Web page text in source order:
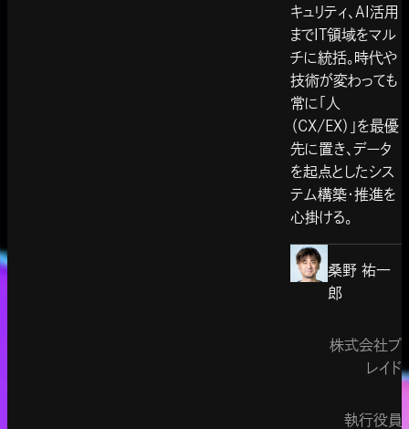
キュリティ、AI活用
までIT領域をマル
チに統括。時代や
技術が変わっても
常に「人
（CX/EX）」を最優
先に置き、データ
を起点としたシス
テム構築・推進を
心掛ける。
桑野 祐一
郎
株式会社プ
レイド
執行役員